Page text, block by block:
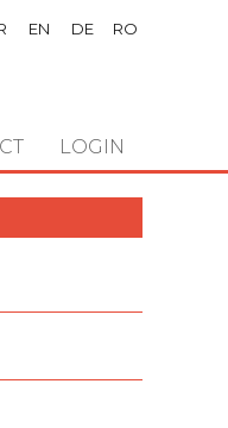
EN DE RO
LOGIN